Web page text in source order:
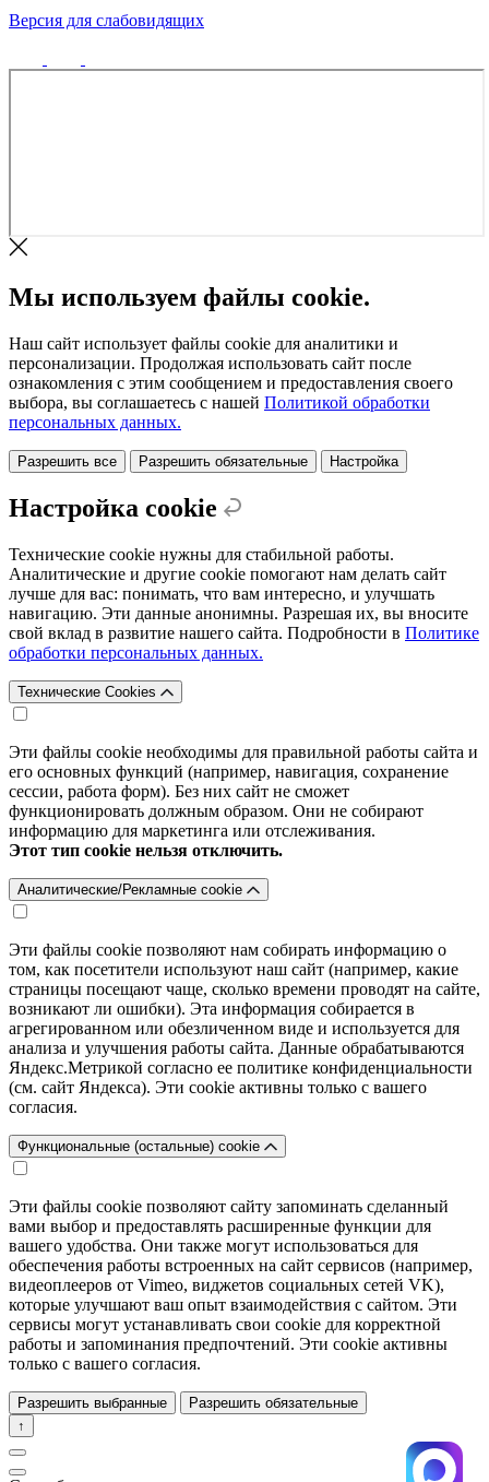
Версия для слабовидящих
Мы используем файлы cookie.
Наш сайт использует файлы cookie для аналитики и
персонализации. Продолжая использовать сайт после
ознакомления с этим сообщением и предоставления своего
выбора, вы соглашаетесь с нашей Политикой обработки
персональных данных.
Разрешить все Разрешить обязательные Настройка
Настройка cookie
Технические cookie нужны для стабильной работы.
Аналитические и другие cookie помогают нам делать сайт
лучше для вас: понимать, что вам интересно, и улучшать
навигацию. Эти данные анонимны. Разрешая их, вы вносите
свой вклад в развитие нашего сайта. Подробности в Политике
обработки персональных данных.
Технические Cookies
Эти файлы cookie необходимы для правильной работы сайта и
его основных функций (например, навигация, сохранение
сессии, работа форм). Без них сайт не сможет
функционировать должным образом. Они не собирают
информацию для маркетинга или отслеживания.
Этот тип cookie нельзя отключить.
Аналитические/Рекламные cookie
Эти файлы cookie позволяют нам собирать информацию о
том, как посетители используют наш сайт (например, какие
страницы посещают чаще, сколько времени проводят на сайте,
возникают ли ошибки). Эта информация собирается в
агрегированном или обезличенном виде и используется для
анализа и улучшения работы сайта. Данные обрабатываются
Яндекс.Метрикой согласно ее политике конфиденциальности
(см. сайт Яндекса). Эти cookie активны только с вашего
согласия.
Функциональные (остальные) cookie
Эти файлы cookie позволяют сайту запоминать сделанный
вами выбор и предоставлять расширенные функции для
вашего удобства. Они также могут использоваться для
обеспечения работы встроенных на сайт сервисов (например,
видеоплееров от Vimeo, виджетов социальных сетей VK),
которые улучшают ваш опыт взаимодействия с сайтом. Эти
сервисы могут устанавливать свои cookie для корректной
работы и запоминания предпочтений. Эти cookie активны
только с вашего согласия.
Разрешить выбранные
Разрешить обязательные
↑